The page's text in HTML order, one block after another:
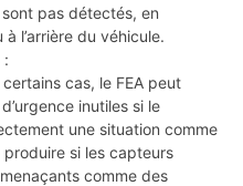
pas détectés, en
l’arrière du véhicule.
:
certains cas, le FEA peut
inutiles si le
une situation comme
si les capteurs
comme des